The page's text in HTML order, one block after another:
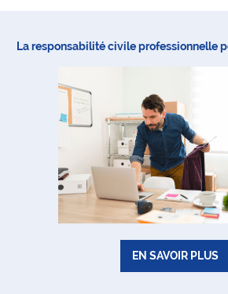
La responsabilité civile professionnelle
EN SAVOIR PLUS